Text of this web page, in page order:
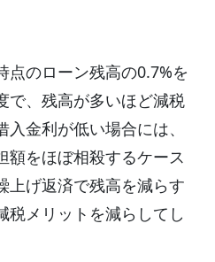
点のローン残高の0.7%を
で、残高が多いほど減税
金利が低い場合には、
額をほぼ相殺するケース
上げ返済で残高を減らす
税メリットを減らしてし